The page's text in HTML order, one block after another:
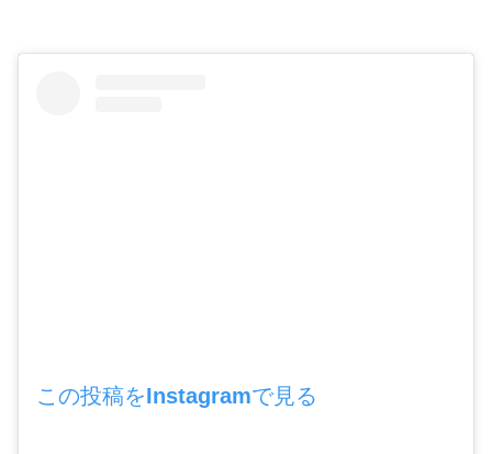
この投稿をInstagramで見る